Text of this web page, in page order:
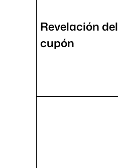
Revelación del
cupón